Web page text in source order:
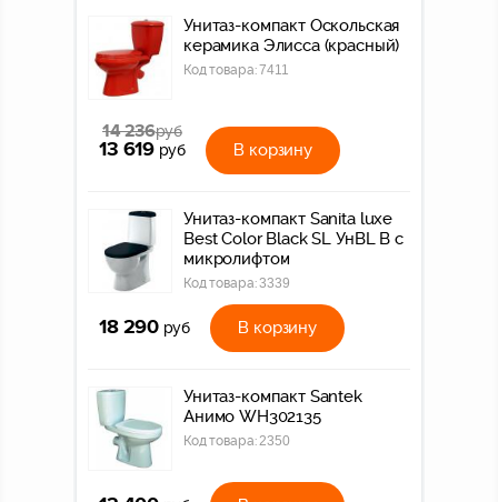
Унитаз-компакт Оскольская
керамика Элисса (красный)
Код товара:7411
14 236руб
13 619 руб В корзину
Унитаз-компакт Sanita luxe
Best Color Black SL УнBL B с
микролифтом
Код товара:3339
18 290 руб В корзину
Унитаз-компакт Santek
Анимо WH302135
Код товара:2350